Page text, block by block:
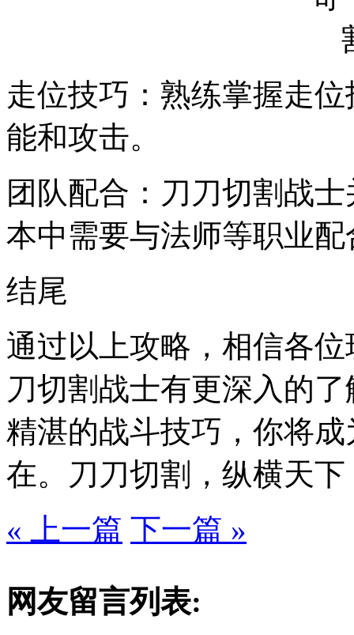
走位技巧：熟练掌握走
能和攻击。
团队配合：刀刀切割战
本中需要与法师等职业
结尾
通过以上攻略，相信各
刀切割战士有更深入的
精湛的战斗技巧，你将
在。刀刀切割，纵横天
« 上一篇 下一篇 »
网友留言列表: